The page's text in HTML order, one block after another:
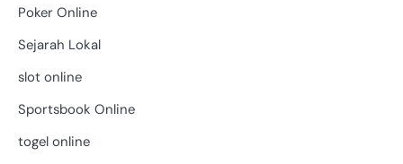
Poker Online
Sejarah Lokal
slot online
Sportsbook Online
togel online